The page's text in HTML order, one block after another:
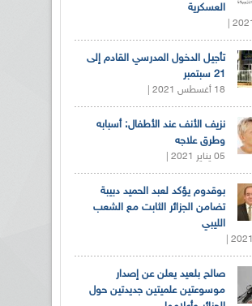
العسكرية
تأجيل الدخول المدرسي القادم إلى
21 سبتمبر
18 أغسطس 2021 |
نزيف الأنف عند الأطفال: أسبابه
وطرق علاجه
05 يناير 2021 |
بوقدوم يؤكد لعبد الحميد دبيبة
تضامن الجزائر الثابت مع الشعب
الليبي
صالح بلعيد يعلن عن إصدار
موسوعتين علميتين جديدتين حول